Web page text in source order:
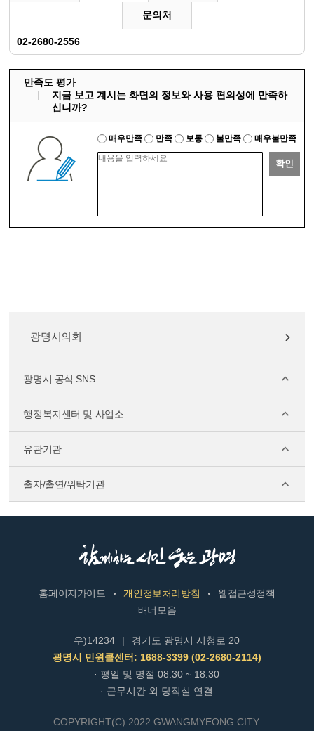
문의처
02-2680-2556
만족도 평가
지금 보고 계시는 화면의 정보와 사용 편의성에 만족하
십니까?
매우만족 만족 보통 불만족 매우불만족
확인
광명시의회
광명시 공식 SNS
행정복지센터 및 사업소
유관기관
출자/출연/위탁기관
홈페이지가이드 개인정보처리방침
웹접근성정책
배너모음
우)14234 |
경기도 광명시 시청로 20
광명시 민원콜센터: 1688-3399 (02-2680-2114)
· 평일 및 명절 08:30 ~ 18:30
· 근무시간 외 당직실 연결
COPYRIGHT(C) 2022 GWANGMYEONG CITY.